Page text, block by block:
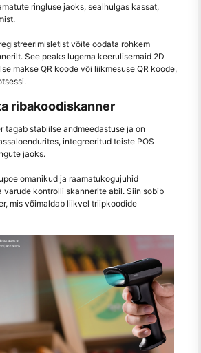
ringluse jaoks, sealhulgas kassat,
võite oodata rohkem
See peaks lugema keerulisemaid 2D
makse QR koode või liikmesuse QR koode,
ribakoodiskanner
tagab stabiilse andmeedastuse ja on
integreeritud teiste POS
jaoks.
omanikud ja raamatukogujuhid
varude kontrolli skannerite abil. Siin sobib
mis võimaldab liikvel triipkoodide